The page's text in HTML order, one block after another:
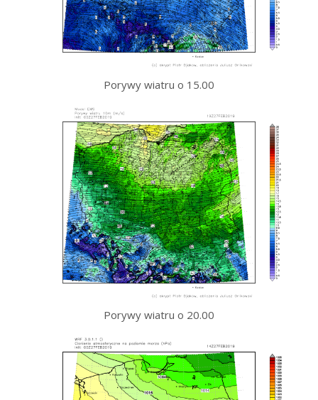
Porywy wiatru o 15.00
Porywy wiatru o 20.00